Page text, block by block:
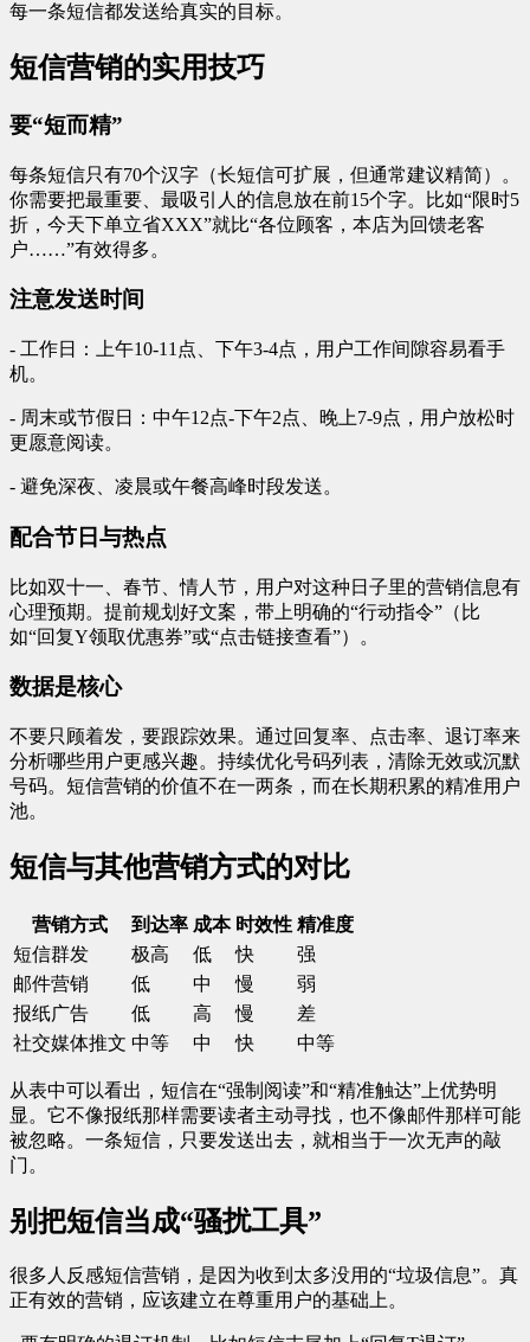
每一条短信都发送给真实的目标。
短信营销的实用技巧
要“短而精”
每条短信只有70个汉字（长短信可扩展，但通常建议精简）。
你需要把最重要、最吸引人的信息放在前15个字。比如“限时5
折，今天下单立省XXX”就比“各位顾客，本店为回馈老客
户……”有效得多。
注意发送时间
- 工作日：上午10-11点、下午3-4点，用户工作间隙容易看手
机。
- 周末或节假日：中午12点-下午2点、晚上7-9点，用户放松时
更愿意阅读。
- 避免深夜、凌晨或午餐高峰时段发送。
配合节日与热点
比如双十一、春节、情人节，用户对这种日子里的营销信息有
心理预期。提前规划好文案，带上明确的“行动指令”（比
如“回复Y领取优惠券”或“点击链接查看”）。
数据是核心
不要只顾着发，要跟踪效果。通过回复率、点击率、退订率来
分析哪些用户更感兴趣。持续优化号码列表，清除无效或沉默
号码。短信营销的价值不在一两条，而在长期积累的精准用户
池。
短信与其他营销方式的对比
营销方式 到达率 成本 时效性 精准度
短信群发
极高 低 快
强
邮件营销
低 中 慢
弱
报纸广告
低 高 慢
差
社交媒体推文 中等 中 快 中等
从表中可以看出，短信在“强制阅读”和“精准触达”上优势明
显。它不像报纸那样需要读者主动寻找，也不像邮件那样可能
被忽略。一条短信，只要发送出去，就相当于一次无声的敲
门。
别把短信当成“骚扰工具”
很多人反感短信营销，是因为收到太多没用的“垃圾信息”。真
正有效的营销，应该建立在尊重用户的基础上。